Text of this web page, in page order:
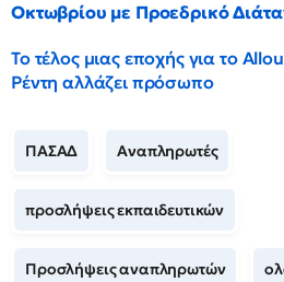
Οκτωβρίου με Προεδρικό
Το τέλος μιας εποχής για το
Ρέντη αλλάζει πρόσωπο
ΠΑΣΑΔ Αναπληρωτές
προσλήψεις εκπαιδευτικών
Προσλήψεις αναπληρωτών